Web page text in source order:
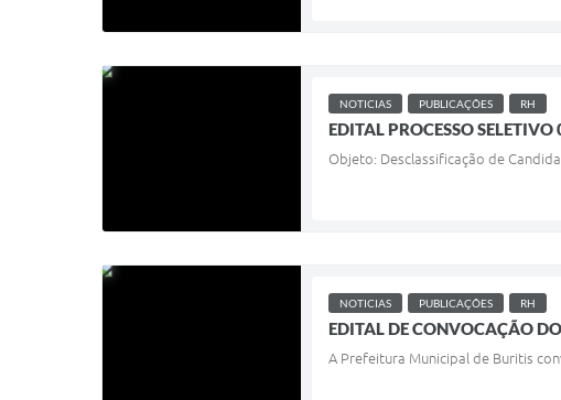
NOTICIAS PUBLICAÇÕES RH
EDITAL PROCESSO
Objeto: Desclassificação de
NOTICIAS PUBLICAÇÕES RH
EDITAL DE CONVOCAÇÃO
A Prefeitura Municipal de Buritis